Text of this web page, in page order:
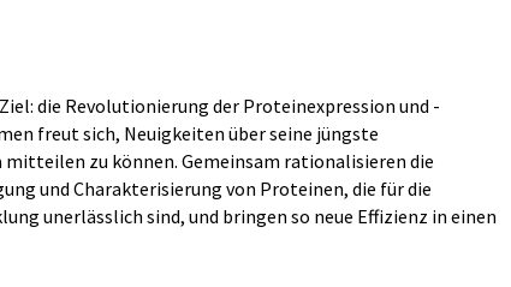
die Revolutionierung der Proteinexpression und -
freut sich, Neuigkeiten über seine jüngste
zu können. Gemeinsam rationalisieren die
und Charakterisierung von Proteinen, die für die
unerlässlich sind, und bringen so neue Effizienz in einen